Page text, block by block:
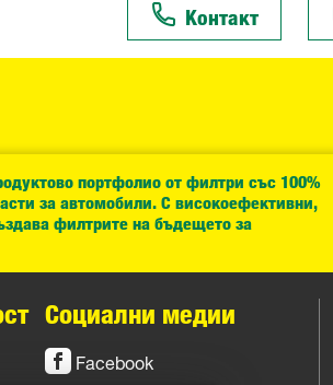
Контакт
портфолио от филтри със 100%
за автомобили. С високоефективни,
филтрите на бъдещето за
Социални медии
Facebook